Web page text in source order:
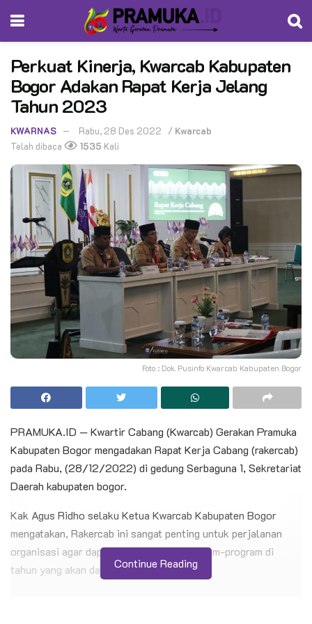
Perkuat Kinerja, Kwarcab Kabupaten
Bogor Adakan Rapat Kerja Jelang
Tahun 2023
KWARNAS Rabu, 28 Des 2022 / Kwarcab
Telah dibaca
1535 Kali
Foto : Dok. Pusinfo Kwarcab Kabupaten Bogor
PRAMUKA.ID — Kwartir Cabang (Kwarcab) Gerakan Pramuka
Kabupaten Bogor mengadakan Rapat Kerja Cabang (rakercab)
pada Rabu, (28/12/2022) di gedung Serbaguna 1, Sekretariat
Daerah kabupaten bogor.
Kak Agus Ridho selaku Ketua Kwarcab Kabupaten Bogor
mengatakan, Rakercab ini sangat penting untuk perjalanan
organisasi agar dapat melaksanakan program-program di
tahun yang akan datang.Continue Reading